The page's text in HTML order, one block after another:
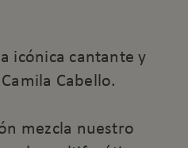
icónica cantante y
Cabello.
mezcla nuestro